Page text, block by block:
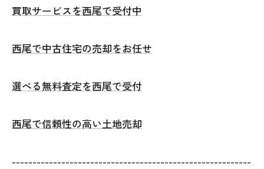
買取サービスを西尾で受付中
西尾で中古住宅の売却をお任せ
選べる無料査定を西尾で受付
西尾で信頼性の高い土地売却
----------------------------------------------------------